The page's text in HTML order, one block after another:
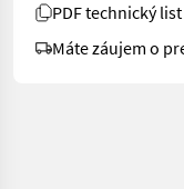
PDF technický list
Máte záujem o